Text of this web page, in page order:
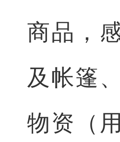
商品，
及帐篷
物资（